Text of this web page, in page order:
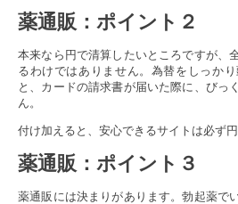
薬通販 ：ポイント２
本来なら円で清算したいところですが、
るわけではありません。為替をしっか
と、カードの請求書が届いた際に、びっ
ん。
付け加えると、安心できるサイトは必ず
薬通販 ：ポイント３
薬通販には決まりがあります。勃起薬で